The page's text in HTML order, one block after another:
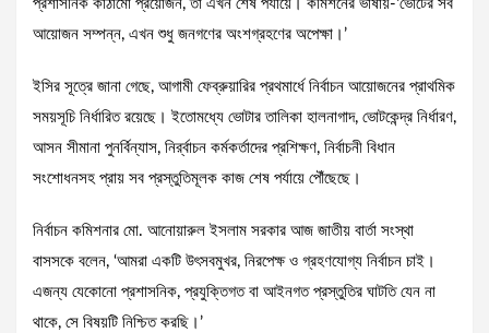
প্রশাসনিক কাঠামো প্রয়োজন, তা এখন শেষ পর্যায়ে। কমিশনের ভাষায়-‘ভোটের সব
আয়োজন সম্পন্ন, এখন শুধু জনগণের অংশগ্রহণের অপেক্ষা।’
ইসির সূত্রে জানা গেছে, আগামী ফেব্রুয়ারির প্রথমার্ধে নির্বাচন আয়োজনের প্রাথমিক
সময়সূচি নির্ধারিত রয়েছে। ইতোমধ্যে ভোটার তালিকা হালনাগাদ, ভোটকেন্দ্র নির্ধারণ,
আসন সীমানা পুনর্বিন্যাস, নির্র্বাচন কর্মকর্তাদের প্রশিক্ষণ, নির্বাচনী বিধান
সংশোধনসহ প্রায় সব প্রস্তুতিমূলক কাজ শেষ পর্যায়ে পৌঁছেছে।
নির্বাচন কমিশনার মো. আনোয়ারুল ইসলাম সরকার আজ জাতীয় বার্তা সংস্থা
বাসসকে বলেন, ‘আমরা একটি উৎসবমুখর, নিরপেক্ষ ও গ্রহণযোগ্য নির্বাচন চাই।
এজন্য যেকোনো প্রশাসনিক, প্রযুক্তিগত বা আইনগত প্রস্তুতির ঘাটতি যেন না
থাকে, সে বিষয়টি নিশ্চিত করছি।’